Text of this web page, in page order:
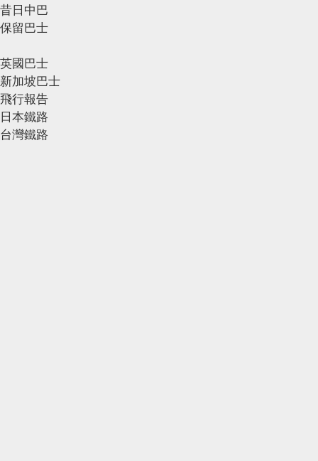
昔日中巴
保留巴士
英國巴士
新加坡巴士
飛行報告
日本鐵路
台灣鐵路